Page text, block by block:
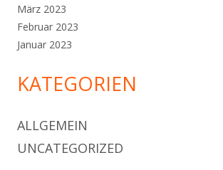
März 2023
Februar 2023
Januar 2023
KATEGORIEN
ALLGEMEIN
UNCATEGORIZED